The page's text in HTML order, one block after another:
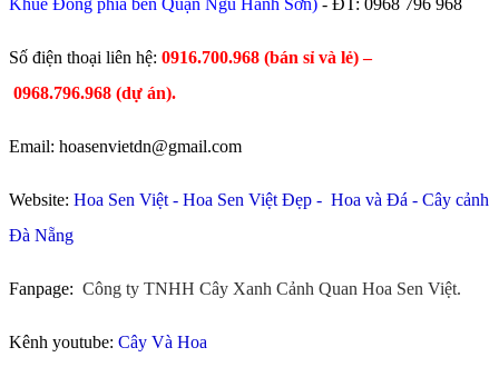
​Số điện thoại liên hệ: 0916.700.968 (bán sỉ và lẻ) –
0968.796.968 (dự án).
Email: hoasenvietdn@gmail.com
Website: Hoa Sen Việt - Hoa Sen Việt Đẹp - Hoa và Đá - Cây cảnh
Đà Nẵng
Fanpage: Công ty TNHH Cây Xanh Cảnh Quan Hoa Sen Việt.
Kênh youtube: Cây Và Hoa